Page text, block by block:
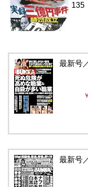
135
最新号
最新号